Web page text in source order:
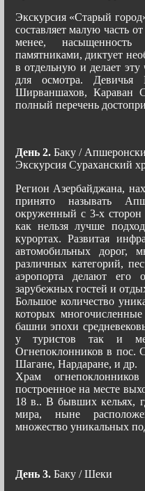
Экскурсия «Старый
составляет малую часть
менее, насыщенность
памятниками, диктует
в отдельную и делает
для осмотра.
Ширваншахов, Караван
полный перечень
День 2.Баку /
Экскурсия Сураханский
Регион Азербайджана,
принято называть
окруженный с 3-х
как нельзя лучше
курортах. Развитая
автомобильных дорог,
различных категорий,
аэропорта делают его
зарубежных гостей и
Большое количество
которых
башни эпохи
у туристов так и
Огнепоклонников в пос.
Шагане, Нардаране, и др.
Храм
построенное на месте
18 в.. В бывших кельях,
мира, ныне
множество уникальных
День 3.Баку / Шеки